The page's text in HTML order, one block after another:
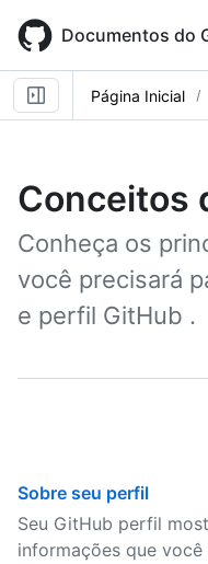
main
content
Documentos do
Página Inicial
Conceitos
Conheça os
você precisará
e perfil GitHub .
Sobre seu perfil
Seu GitHub perfil
informações que